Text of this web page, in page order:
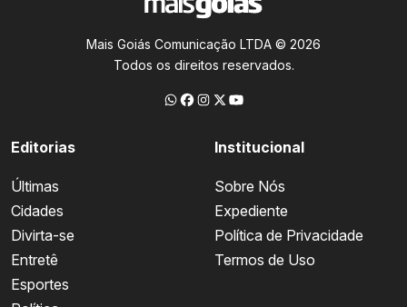
Mais Goiás Comunicação LTDA © 2026
Todos os direitos reservados.
Editorias
Últimas
Cidades
Divirta-se
Entretê
Esportes
Institucional
Sobre Nós
Expediente
Política de Privacidade
Termos de Uso